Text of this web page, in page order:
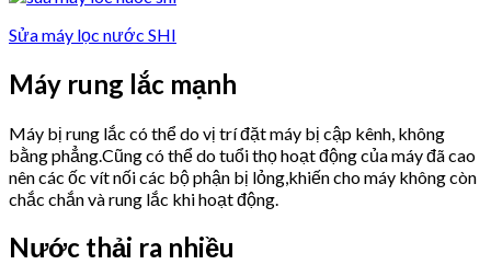
Sửa máy lọc nước SHI
Máy rung lắc mạnh
Máy bị rung lắc có thể do vị trí đặt máy bị cập kênh, không
bằng phẳng.Cũng có thể do tuổi thọ hoạt động của máy đã cao
nên các ốc vít nối các bộ phận bị lỏng,khiến cho máy không còn
chắc chắn và rung lắc khi hoạt động.
Nước thải ra nhiều